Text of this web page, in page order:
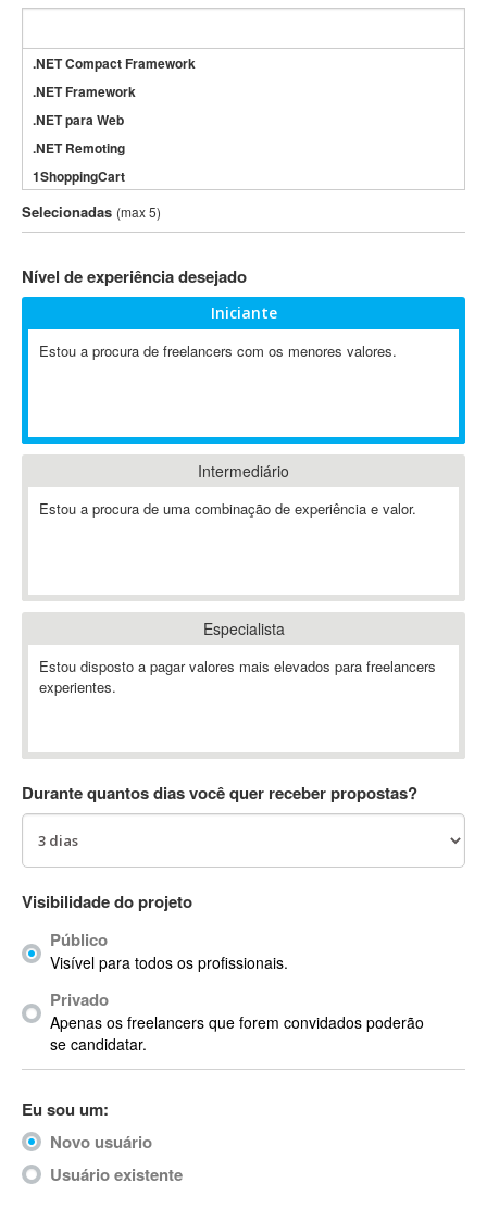
.NET Compact Framework
.NET Framework
.NET para Web
.NET Remoting
1ShoppingCart
3DS Max
3GSM
802.11
A-GPS
ABAP
Abaqus
ABBYY FineReader
Ableton
Ableton Push
Abstract
AC3
ACID Pro
ACPI
Acrobat
Acrobat X
Acronis
ACT
Actimize
ActionScript
ActionScript 3
Selecionadas (max 5)
Nível de experiência desejado
Iniciante
Estou a procura de freelancers com os menores valores.
Intermediário
Estou a procura de uma combinação de experiência e valor.
Especialista
Estou disposto a pagar valores mais elevados para freelancers
experientes.
Durante quantos dias você quer receber propostas?
Visibilidade do projeto
Público
Visível para todos os profissionais.
Privado
Apenas os freelancers que forem convidados poderão
se candidatar.
Eu sou um:
Novo usuário
Usuário existente